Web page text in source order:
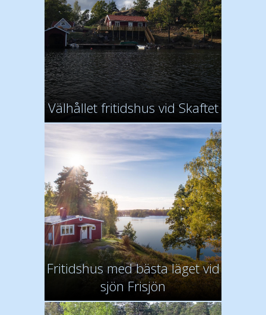
Välhållet fritidshus vid Skaftet
Fritidshus med bästa läget vid
sjön Frisjön